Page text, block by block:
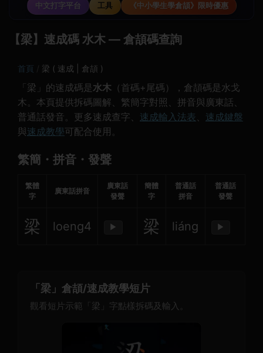
中文打字平台
工具 《中小學生學倉頡》限時優惠
【梁】速成碼 水木 — 倉頡碼查詢
首頁 梁 ( 速成 | 倉頡 )
「梁」的速成碼是 水木 （首碼+尾碼），倉頡碼是水戈
木。本頁提供拆碼圖解、繁簡字對照、拼音與廣東話、
普通話發音。更多速成查字、 速成輸入法表、 速成鍵盤
與速成教學可配合使用。
繁簡・拼音・發聲
繁體
字
廣東話拼音
廣東話
發聲
簡體
字
普通話
拼音
普通話
發聲
梁 loeng4 ▶ 梁 liáng ▶
「梁」倉頡/速成教學短片
觀看短片示範「梁」字點樣拆碼及輸入。